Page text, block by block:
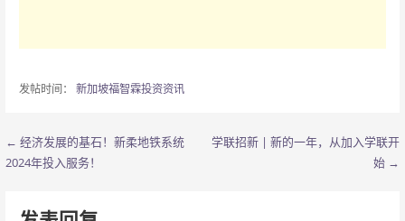
发帖时间： 新加坡福智霖投资资讯
文
← 经济发展的基石！新柔地铁系统
2024年投入服务！
学联招新 | 新的一年，从加入学联开
始 →